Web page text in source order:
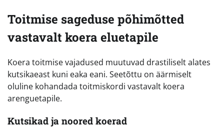
Toitmise sageduse põhimõtted
vastavalt koera eluetapile
Koera toitmise vajadused muutuvad drastiliselt alates
kutsikaeast kuni eaka eani. Seetõttu on äärmiselt
oluline kohandada toitmiskordi vastavalt koera
arenguetapile.
Kutsikad ja noored koerad